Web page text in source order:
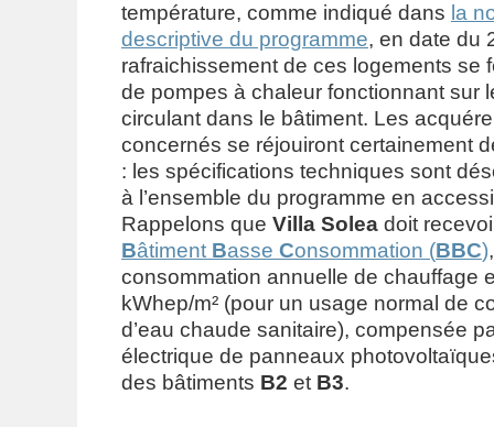
température, comme indiqué dans la
descriptive du programme, en date du
rafraichissement de ces logements se
de pompes à chaleur fonctionnant sur
circulant dans le bâtiment. Les
concernés se réjouiront certainement
: les spécifications techniques sont
à l’ensemble du programme en
Rappelons que Villa Solea doit
Bâtiment Basse Consommation (BBC)
consommation annuelle de chauffage
kWhep/m² (pour un usage normal de
d’eau chaude sanitaire), compensée
électrique de panneaux
des bâtiments B2 et B3.